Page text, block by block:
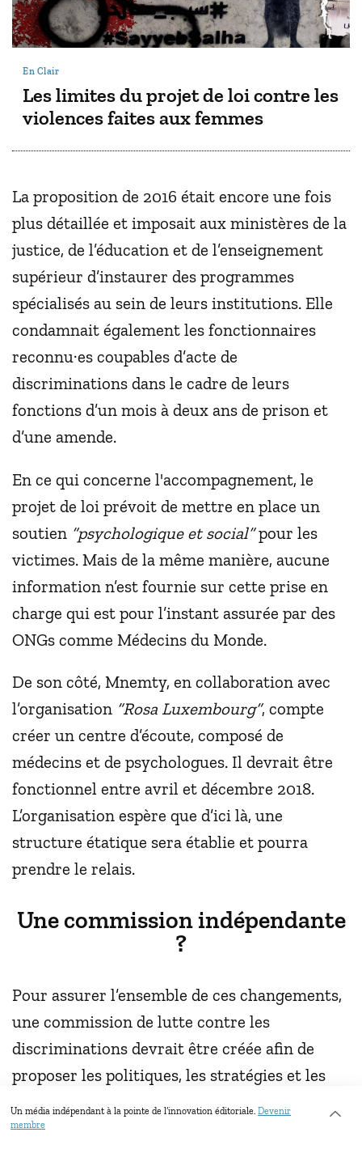
En Clair
Les limites du projet de loi contre les
violences faites aux femmes
La proposition de 2016 était encore une fois
plus détaillée et imposait aux ministères de la
justice, de l’éducation et de l’enseignement
supérieur d’instaurer des programmes
spécialisés au sein de leurs institutions. Elle
condamnait également les fonctionnaires
reconnu·es coupables d’acte de
discriminations dans le cadre de leurs
fonctions d’un mois à deux ans de prison et
d’une amende.
En ce qui concerne l'accompagnement, le
projet de loi prévoit de mettre en place un
soutien “psychologique et social”pour les
victimes. Mais de la même manière, aucune
information n’est fournie sur cette prise en
charge qui est pour l’instant assurée par des
ONGs comme Médecins du Monde.
De son côté, Mnemty, en collaboration avec
l’organisation “Rosa Luxembourg”, compte
créer un centre d’écoute, composé de
médecins et de psychologues. Il devrait être
fonctionnel entre avril et décembre 2018.
L’organisation espère que d’ici là, une
structure étatique sera établie et pourra
prendre le relais.
Une commission indépendante
?
Pour assurer l’ensemble de ces changements,
une commission de lutte contre les
discriminations devrait être créée afin de
proposer les politiques, les stratégies et les
programmes d'action au niveau national pour
lutter contre le racisme. Elle aurait en plus un
Un média indépendant à la pointe de l’innovation éditoriale. Devenir
membre